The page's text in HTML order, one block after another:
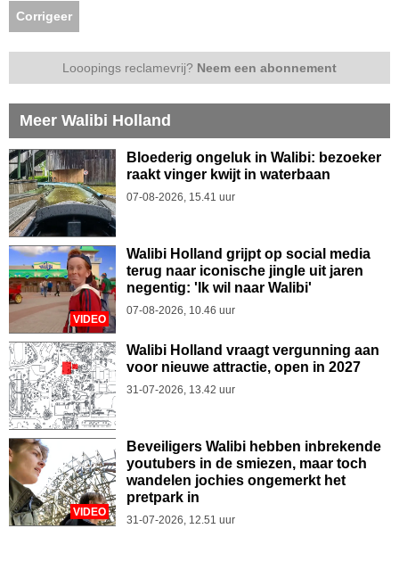
Corrigeer
Looopings reclamevrij? Neem een abonnement
Meer Walibi Holland
Bloederig ongeluk in Walibi: bezoeker
raakt vinger kwijt in waterbaan
07-08-2026, 15.41 uur
VIDEO
Walibi Holland grijpt op social media
terug naar iconische jingle uit jaren
negentig: 'Ik wil naar Walibi'
07-08-2026, 10.46 uur
Walibi Holland vraagt vergunning aan
voor nieuwe attractie, open in 2027
31-07-2026, 13.42 uur
VIDEO
Beveiligers Walibi hebben inbrekende
youtubers in de smiezen, maar toch
wandelen jochies ongemerkt het
pretpark in
31-07-2026, 12.51 uur